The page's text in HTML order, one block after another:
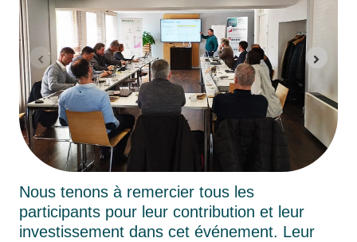
Nous tenons à remercier tous les
participants pour leur contribution et leur
investissement dans cet événement. Leur